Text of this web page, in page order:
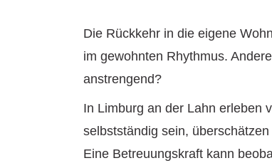
Die Rückkehr in die eigene
im gewohnten Rhythmus.
anstrengend?
In Limburg an der Lahn erleben
selbstständig sein,
Eine Betreuungskraft kann